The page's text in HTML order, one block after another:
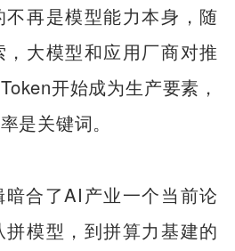
再是模型能力本身，随
大模型和应用厂商对推
开始成为生产要素，
是关键词。
合了AI产业一个当前论
模型，到拼算力基建的